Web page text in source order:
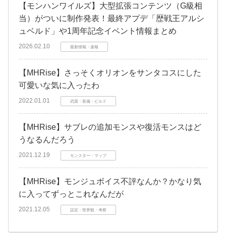
【モンハンワイルズ】大型拡張コンテンツ（G級相
当）がついに制作発表！最終アプデ「歴戦王アルシ
ュベルド」や1周年記念イベント情報まとめ
2026.02.10 最新情報・速報
【MHRise】さっそくオリオンをサンタコスにした
可愛いな気に入ったわ
2022.01.01 武器・装備・ビルド
【MHRise】サブレの追加モンスや復活モンスはど
うなるんだろう
2021.12.19 モンスター・マップ
【MHRise】モンジュボイス不評なんか？かなり気
に入ってずっとこれなんだが
2021.12.05 設定・世界観・考察